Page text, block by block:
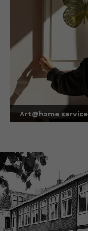
Art@home service